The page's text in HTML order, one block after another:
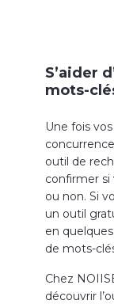
S’aider
mots-
Une fois
outil de
confirmer
ou non. Si
un outil
en
de mots-
Chez
découvrir